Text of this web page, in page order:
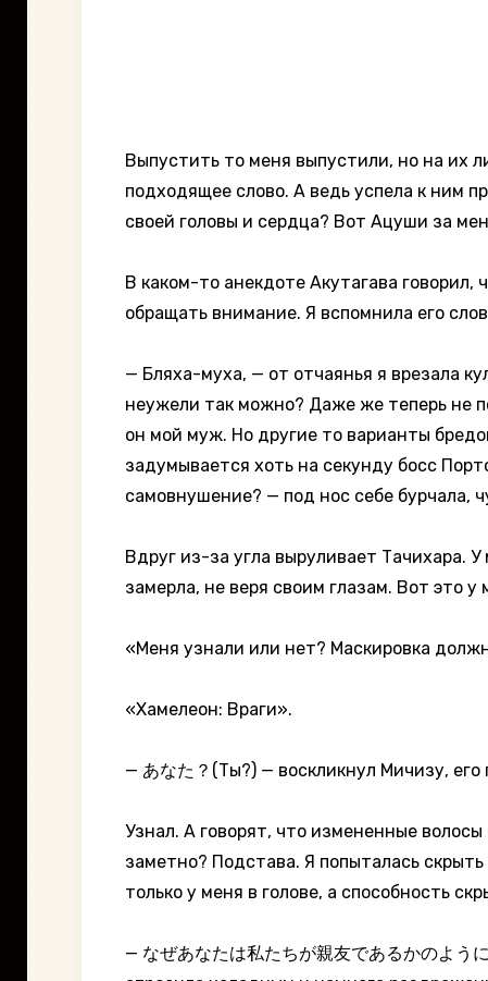
Выпустить то меня выпустили, но на их
подходящее слово. А ведь успела к ним
своей головы и сердца? Вот Ацуши за
В каком-то анекдоте Акутагава
обращать внимание. Я вспомнила его
— Бляха-муха, — от отчаянья я врезала
неужели так можно? Даже же теперь не
он мой муж. Но другие то варианты
задумывается хоть на секунду босс
самовнушение? — под нос себе бурчала,
Вдруг из-за угла выруливает Тачихара.
замерла, не веря своим глазам. Вот это у
«Меня узнали или нет? Маскировка
«Хамелеон: Враги».
— あなた？(Ты?) — воскликнул Мичизу,
Узнал. А говорят, что измененные
заметно? Подстава. Я попыталась
только у меня в голове, а способность
— なぜあなたは私たちが親友であるかのよ